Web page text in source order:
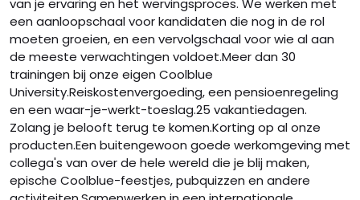
van je ervaring en het wervingsproces. We werken met
een aanloopschaal voor kandidaten die nog in de rol
moeten groeien, en een vervolgschaal voor wie al aan
de meeste verwachtingen voldoet.Meer dan 30
trainingen bij onze eigen Coolblue
University.Reiskostenvergoeding, een pensioenregeling
en een waar-je-werkt-toeslag.25 vakantiedagen.
Zolang je belooft terug te komen.Korting op al onze
producten.Een buitengewoon goede werkomgeving met
collega's van over de hele wereld die je blij maken,
epische Coolblue-feestjes, pubquizzen en andere